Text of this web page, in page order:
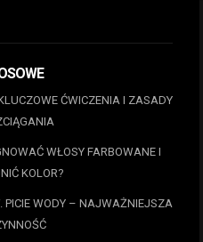
ĆWICZENIA I ZASADY
WŁOSY FARBOWANE I
KOLOR?
PICIE WODY – NAJWAŻNIEJSZA